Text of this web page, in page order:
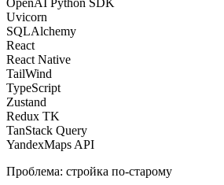
OpenAI Python SDK
Uvicorn
SQLAlchemy
React
React Native
TailWind
TypeScript
Zustand
Redux TK
TanStack Query
YandexMaps API
Проблема: стройка по-старому